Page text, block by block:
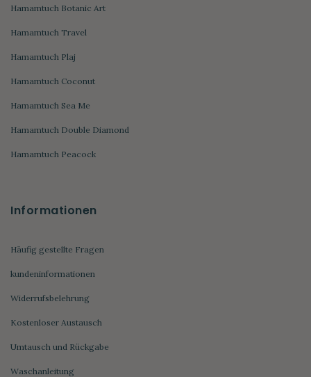
Hamamtuch Botanic Art
Hamamtuch Travel
Hamamtuch Plaj
Hamamtuch Coconut
Hamamtuch Sea Me
Hamamtuch Double Diamond
Hamamtuch Peacock
Informationen
Häufig gestellte Fragen
kundeninformationen
Widerrufsbelehrung
Kostenloser Austausch
Umtausch und Rückgabe
Waschanleitung